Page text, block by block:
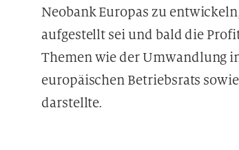
Neobank Europas zu
aufgestellt sei und bald die
Themen wie der Umwandlung
europäischen Betriebsrats
darstellte.